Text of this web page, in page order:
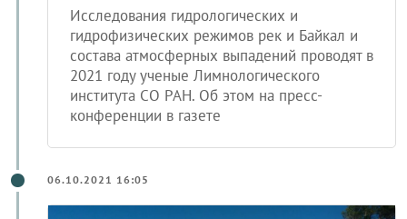
Исследования гидрологических и
гидрофизических режимов рек и Байкал и
состава атмосферных выпадений проводят в
2021 году ученые Лимнологического
института СО РАН. Об этом на пресс-
конференции в газете
06.10.2021 16:05